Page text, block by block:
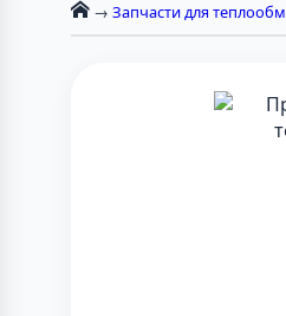
→ Запчасти для